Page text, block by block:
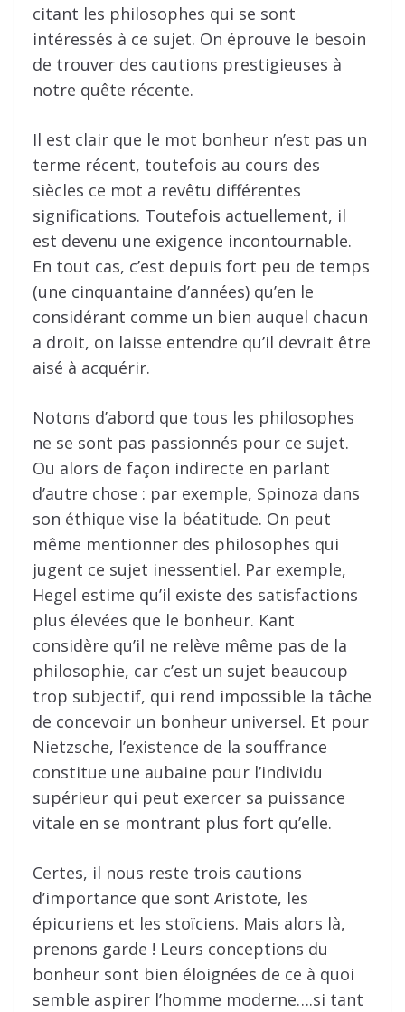
citant les philosophes qui se sont
intéressés à ce sujet. On éprouve le besoin
de trouver des cautions prestigieuses à
notre quête récente.
Il est clair que le mot bonheur n’est pas un
terme récent, toutefois au cours des
siècles ce mot a revêtu différentes
significations. Toutefois actuellement, il
est devenu une exigence incontournable.
En tout cas, c’est depuis fort peu de temps
(une cinquantaine d’années) qu’en le
considérant comme un bien auquel chacun
a droit, on laisse entendre qu’il devrait être
aisé à acquérir.
Notons d’abord que tous les philosophes
ne se sont pas passionnés pour ce sujet.
Ou alors de façon indirecte en parlant
d’autre chose : par exemple, Spinoza dans
son éthique vise la béatitude. On peut
même mentionner des philosophes qui
jugent ce sujet inessentiel. Par exemple,
Hegel estime qu’il existe des satisfactions
plus élevées que le bonheur. Kant
considère qu’il ne relève même pas de la
philosophie, car c’est un sujet beaucoup
trop subjectif, qui rend impossible la tâche
de concevoir un bonheur universel. Et pour
Nietzsche, l’existence de la souffrance
constitue une aubaine pour l’individu
supérieur qui peut exercer sa puissance
vitale en se montrant plus fort qu’elle.
Certes, il nous reste trois cautions
d’importance que sont Aristote, les
épicuriens et les stoïciens. Mais alors là,
prenons garde ! Leurs conceptions du
bonheur sont bien éloignées de ce à quoi
semble aspirer l’homme moderne….si tant